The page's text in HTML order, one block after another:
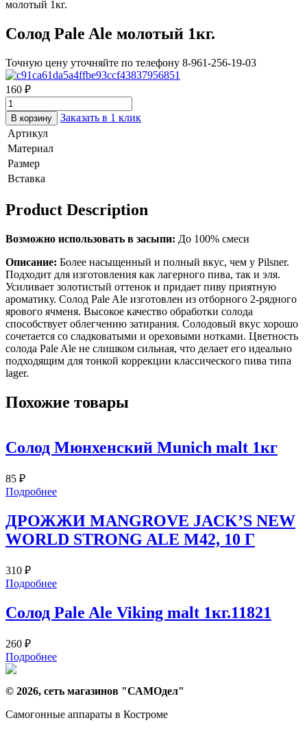
молотый 1кг.
Солод Pale Ale молотый 1кг.
Точную цену уточняйте по телефону 8-961-256-19-03
160 ₽
В корзину
Заказать в 1 клик
Артикул
Материал
Размер
Вставка
Product Description
Возможно использовать в засыпи: До 100% смеси
Описание: Более насыщенный и полный вкус, чем у Pilsner.
Подходит для изготовления как лагерного пива, так и эля.
Усиливает золотистый оттенок и придает пиву приятную
ароматику. Солод Pale Ale изготовлен из отборного 2-рядного
ярового ячменя. Высокое качество обработки солода
способствует облегчению затирания. Солодовый вкус хорошо
сочетается со сладковатыми и ореховыми нотками. Цветность
солода Pale Ale не слишком сильная, что делает его идеально
подходящим для тонкой коррекции классического пива типа
lager.
Похожие товары
Солод Мюнхенский Munich malt 1кг
85 ₽
Подробнее
ДРОЖЖИ MANGROVE JACK’S NEW
WORLD STRONG ALE M42, 10 Г
310 ₽
Подробнее
Солод Pale Ale Viking malt 1кг.11821
260 ₽
Подробнее
© 2026, сеть магазинов "САМОдел"
Самогонные аппараты в Костроме